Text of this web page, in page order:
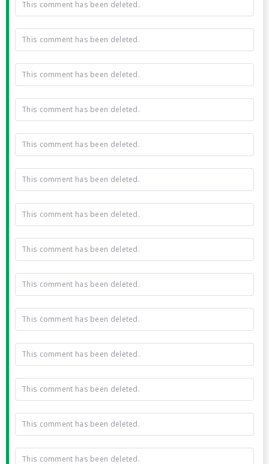
This comment has been deleted.
This comment has been deleted.
This comment has been deleted.
This comment has been deleted.
This comment has been deleted.
This comment has been deleted.
This comment has been deleted.
This comment has been deleted.
This comment has been deleted.
This comment has been deleted.
This comment has been deleted.
This comment has been deleted.
This comment has been deleted.
This comment has been deleted.